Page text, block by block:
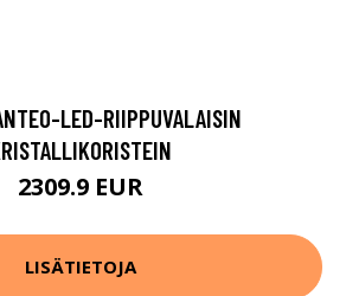
LED-RIIPPUVALAISIN
2309.9 EUR
LISÄTIETOJA